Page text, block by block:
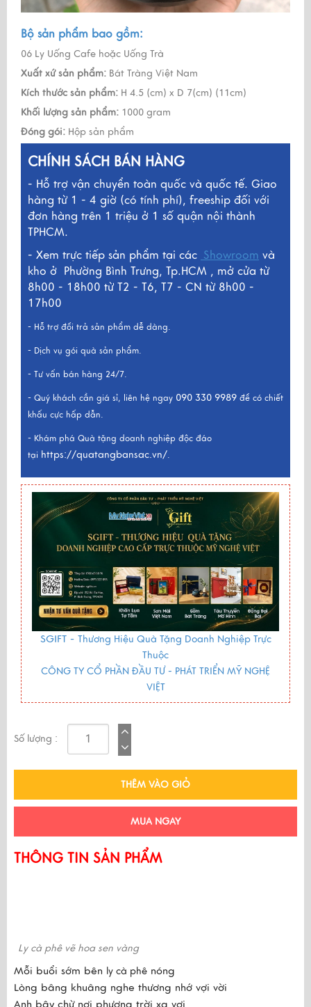
Bộ sản phẩm bao gồm:
06 Ly Uống Cafe hoặc Uống Trà
Xuất xứ sản phẩm: Bát Tràng Việt Nam
Kích thước sản phẩm: H 4.5 (cm) x D 7(cm) (11cm)
Khối lượng sản phẩm: 1000 gram
Đóng gói: Hộp sản phẩm
CHÍNH SÁCH BÁN HÀNG
- Hỗ trợ vận chuyển toàn quốc và quốc tế. Giao
hàng từ 1 - 4 giờ (có tính phí), freeship đối với
đơn hàng trên 1 triệu ở 1 số quận nội thành
TPHCM.
- Xem trực tiếp sản phẩm tại các Showroom và
kho ở Phường Bình Trưng, Tp.HCM , mở cửa từ
8h00 - 18h00 từ T2 - T6, T7 - CN từ 8h00 -
17h00
- Hỗ trợ đổi trả sản phẩm dễ dàng.
- Dịch vụ gói quà sản phẩm.
- Tư vấn bán hàng 24/7.
- Quý khách cần giá sỉ, liên hệ ngay 090 330 9989 để có chiết
khấu cực hấp dẫn.
- Khám phá Quà tặng doanh nghiệp độc đáo
tại https://quatangbansac.vn/.
SGIFT - Thương Hiệu Quà Tặng Doanh Nghiệp Trực
Thuộc
CÔNG TY CỔ PHẦN ĐẦU TƯ - PHÁT TRIỂN MỸ NGHỆ
VIỆT
Số lượng :
THÊM VÀO GIỎ
MUA NGAY
THÔNG TIN SẢN PHẨM
Ly cà phê vẽ hoa sen vàng
Mỗi buổi sớm bên ly cà phê nóng
Lòng bâng khuâng nghe thương nhớ vợi vời
Anh bây chừ nơi phương trời xa vợi